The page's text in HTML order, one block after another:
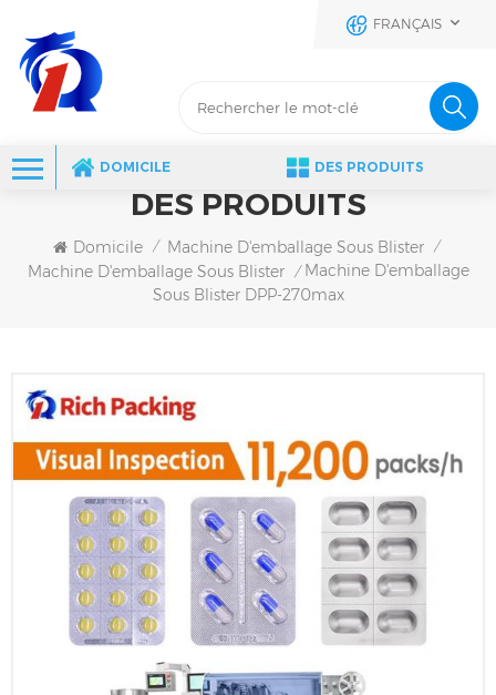
FRANÇAIS
DOMICILE DES PRODUITS
DES PRODUITS
Domicile / Machine D'emballage Sous Blister /
Machine D'emballage Sous Blister / Machine D'emballage
Sous Blister DPP-270max